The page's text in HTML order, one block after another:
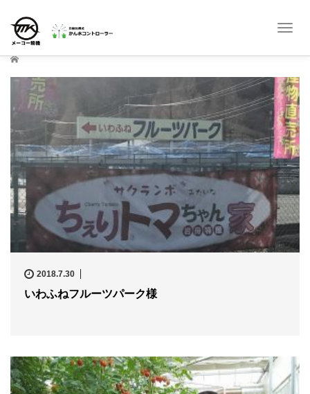
T
g
l
e
n
a
v
i
g
a
t
i
o
n
ホーム
2018.7.30
いわふねフルーツパーク様